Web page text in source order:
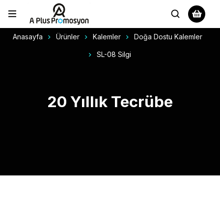
Anasayfa Ürünler Kalemler Doğa Dostu Kalemler
SL-08 Silgi
20 Yıllık Tecrübe